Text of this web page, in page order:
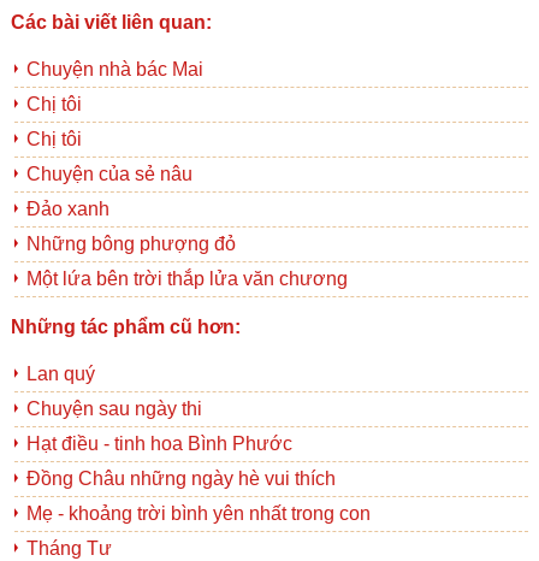
Các bài viết liên quan:
Chuyện nhà bác Mai
Chị tôi
Chị tôi
Chuyện của sẻ nâu
Đảo xanh
Những bông phượng đỏ
Một lứa bên trời thắp lửa văn chương
Những tác phẩm cũ hơn:
Lan quý
Chuyện sau ngày thi
Hạt điều - tinh hoa Bình Phước
Đồng Châu những ngày hè vui thích
Mẹ - khoảng trời bình yên nhất trong con
Tháng Tư